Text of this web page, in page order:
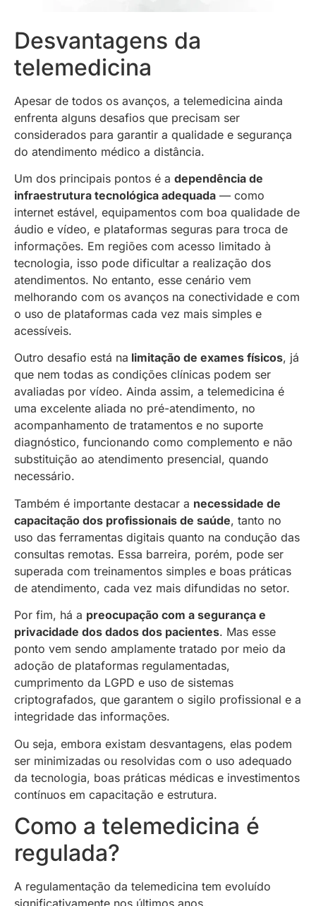
Desvantagens da
telemedicina
Apesar de todos os avanços, a telemedicina ainda
enfrenta alguns desafios que precisam ser
considerados para garantir a qualidade e segurança
do atendimento médico a distância.
Um dos principais pontos é a dependência de
infraestrutura tecnológica adequada — como
internet estável, equipamentos com boa qualidade de
áudio e vídeo, e plataformas seguras para troca de
informações. Em regiões com acesso limitado à
tecnologia, isso pode dificultar a realização dos
atendimentos. No entanto, esse cenário vem
melhorando com os avanços na conectividade e com
o uso de plataformas cada vez mais simples e
acessíveis.
Outro desafio está na limitação de exames físicos, já
que nem todas as condições clínicas podem ser
avaliadas por vídeo. Ainda assim, a telemedicina é
uma excelente aliada no pré-atendimento, no
acompanhamento de tratamentos e no suporte
diagnóstico, funcionando como complemento e não
substituição ao atendimento presencial, quando
necessário.
Também é importante destacar a necessidade de
capacitação dos profissionais de saúde, tanto no
uso das ferramentas digitais quanto na condução das
consultas remotas. Essa barreira, porém, pode ser
superada com treinamentos simples e boas práticas
de atendimento, cada vez mais difundidas no setor.
Por fim, há a preocupação com a segurança e
privacidade dos dados dos pacientes. Mas esse
ponto vem sendo amplamente tratado por meio da
adoção de plataformas regulamentadas,
cumprimento da LGPD e uso de sistemas
criptografados, que garantem o sigilo profissional e a
integridade das informações.
Ou seja, embora existam desvantagens, elas podem
ser minimizadas ou resolvidas com o uso adequado
da tecnologia, boas práticas médicas e investimentos
contínuos em capacitação e estrutura.
Como a telemedicina é
regulada?
A regulamentação da telemedicina tem evoluído